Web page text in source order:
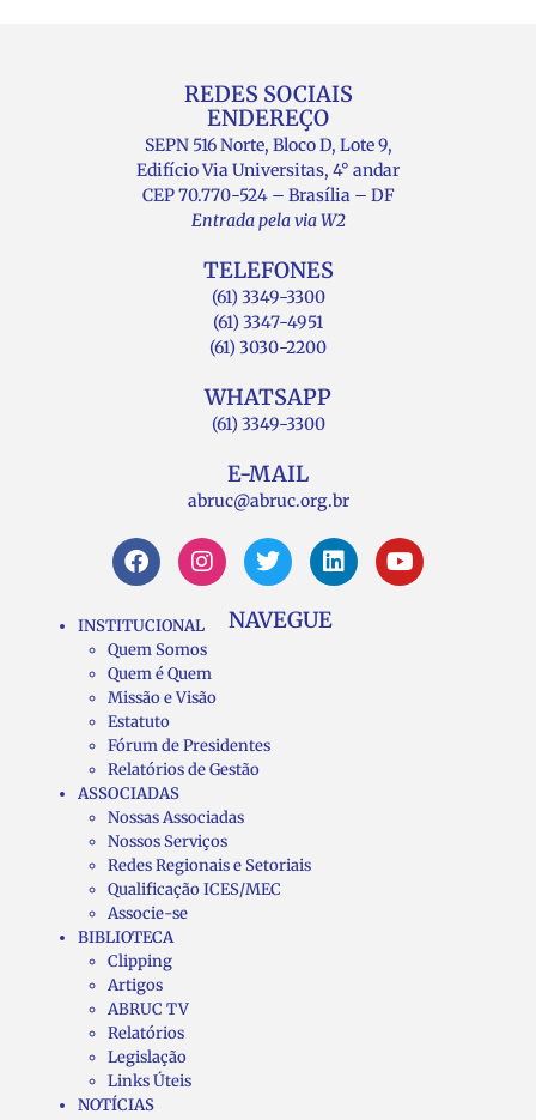
REDES SOCIAIS
ENDEREÇO
SEPN 516 Norte, Bloco D, Lote 9,
Edifício Via Universitas, 4° andar
CEP 70.770-524 – Brasília – DF
Entrada pela via W2
TELEFONES
(61) 3349-3300
(61) 3347-4951
(61) 3030-2200
WHATSAPP
(61) 3349-3300
E-MAIL
abruc@abruc.org.br
NAVEGUE
INSTITUCIONAL
Quem Somos
Quem é Quem
Missão e Visão
Estatuto
Fórum de Presidentes
Relatórios de Gestão
ASSOCIADAS
Nossas Associadas
Nossos Serviços
Redes Regionais e Setoriais
Qualificação ICES/MEC
Associe-se
BIBLIOTECA
Clipping
Artigos
ABRUC TV
Relatórios
Legislação
Links Úteis
NOTÍCIAS